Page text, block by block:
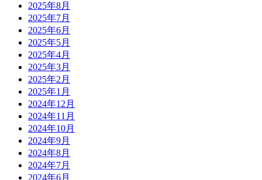
2025年8月
2025年7月
2025年6月
2025年5月
2025年4月
2025年3月
2025年2月
2025年1月
2024年12月
2024年11月
2024年10月
2024年9月
2024年8月
2024年7月
2024年6月